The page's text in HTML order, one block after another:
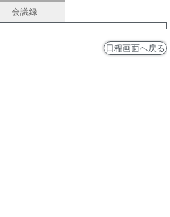
会議録
日程画面へ戻る